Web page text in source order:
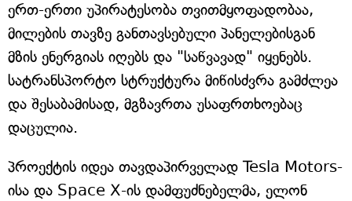
ერთ-ერთი უპირატესობა თვითმყოფადობაა,
მილების თავზე განთავსებული პანელებისგან
მზის ენერგიას იღებს და "საწვავად" იყენებს.
სატრანსპორტო სტრუქტურა მიწისძვრა გამძლეა
და შესაბამისად, მგზავრთა უსაფრთხოებაც
დაცულია.
პროექტის იდეა თავდაპირველად Tesla Motors-
ისა და Space X-ის დამფუძნებელმა, ელონ